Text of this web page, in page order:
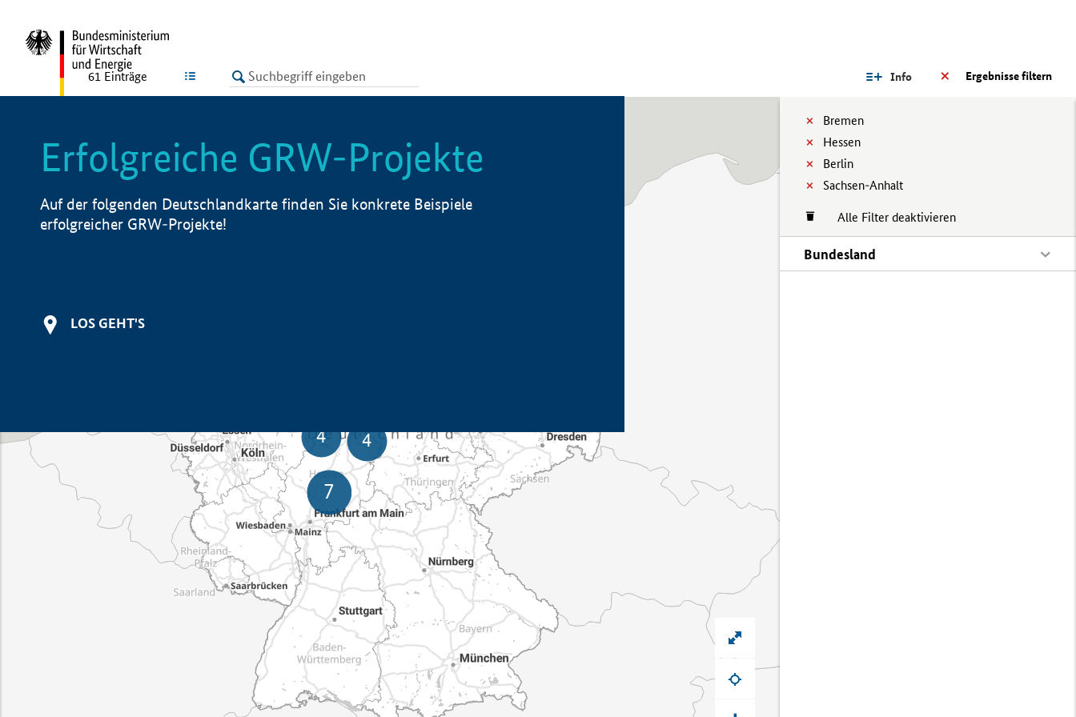
LISTE Ergebnisse filtern
Info
Bremen
Hessen
Berlin
Sachsen-Anhalt
Alle Filter deaktivieren
Bundesland
61 Einträge
Erfolgreiche GRW-Projekte
Auf der folgenden Deutschlandkarte finden Sie konkrete Beispiele
erfolgreicher GRW-Projekte!
LOS GEHT'S